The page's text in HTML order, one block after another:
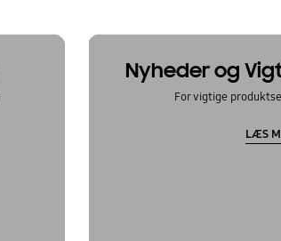
Nyheder og
For vigtige
LÆS